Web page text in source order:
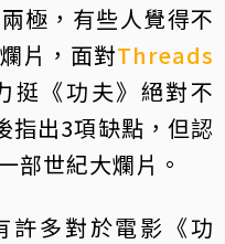
極，有些人覺得不
片，面對Threads
挺《功夫》絕對不
指出3項缺點，但認
部世紀大爛片。
許多對於電影《功